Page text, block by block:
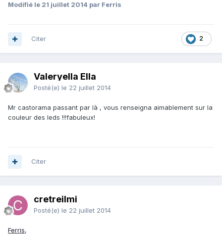
Modifié le 21 juillet 2014 par Ferris
2
Citer
Valeryella Ella
Posté(e) le 22 juillet 2014
Mr castorama passant par là , vous renseigna aimablement sur la
couleur des leds !!!fabuleux!
Citer
cretreilmi
Posté(e) le 22 juillet 2014
Ferris,